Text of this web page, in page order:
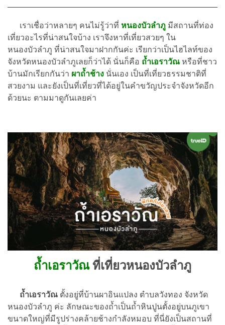
เราเชื่อว่าหลายๆ คนไม่รู้ว่าที่ หนองบัวลำภู มีสถานที่ท่อง
เที่ยวอะไรที่น่าสนใจบ้าง เราจึงหาที่เที่ยวสวยๆ ใน
หนองบัวลำภู ที่น่าสนใจมาฝากกันค่ะ เรียกว่าเป็นไฮไลท์ของ
จังหวัดหนองบัวลำภูเลยก็ว่าได้ นั่นก็คือ ถ้ำเอราวัณ หรือที่ชาว
บ้านมักเรียกกันว่า ผาถ้ำช้าง นั่นเอง เป็นที่เที่ยวธรรมชาติที่
สวยงาม และยังเป็นที่เที่ยวที่ได้อยู่ในคำขวัญประจำจังหวัดอีก
ด้วยนะ ตามมาดูกันเลยค่า
ถ้ำเอราวัณที่เที่ยวหนองบัวลำภู
ถ้ำเอราวัณ ตั้งอยู่ที่บ้านผาอินแปลง ตำบลวังทอง จังหวัด
หนองบัวลำภู ค่ะ ลักษณะของถ้ำเป็นถ้ำหินปูนตั้งอยู่บนภูเขา
ขนาดใหญ่ที่มีรูปร่างคล้ายช้างกำลังหมอบ ที่นี่ยังเป็นสถานที่